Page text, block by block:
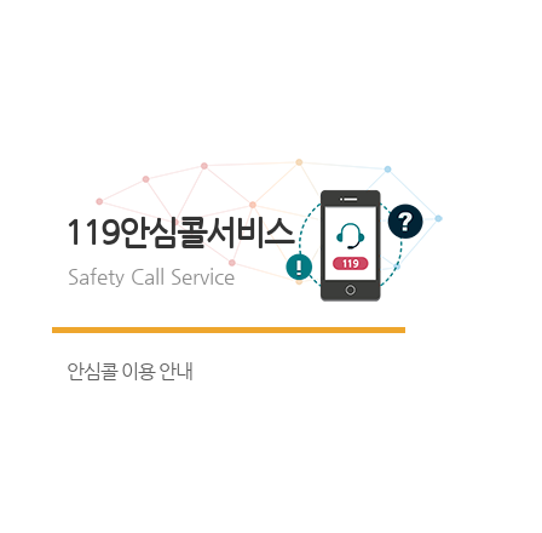
119안심콜서비스
Safety Call Service
안심콜 이용 안내